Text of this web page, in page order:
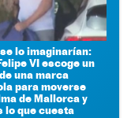
lo imaginarían:
VI escoge un
una marca
para moverse
de Mallorca y
lo que cuesta